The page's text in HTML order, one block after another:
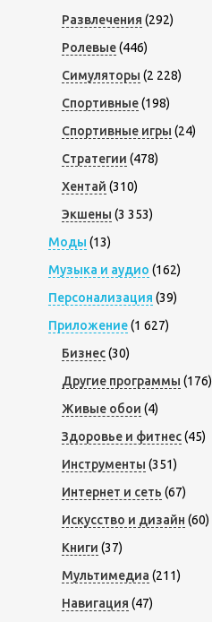
Развлечения (292)
Ролевые(446)
Симуляторы (2 228)
Спортивные(198)
Спортивные игры (24)
Стратегии (478)
Хентай (310)
Экшены (3 353)
Моды (13)
Музыка и аудио (162)
Персонализация (39)
Приложение(1 627)
Бизнес(30)
Другие программы (176)
Живые обои (4)
Здоровье и фитнес(45)
Инструменты (351)
Интернет и сеть (67)
Искусство и дизайн (60)
Книги (37)
Мультимедиа (211)
Навигация (47)